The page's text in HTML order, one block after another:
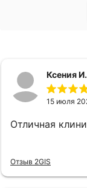
Ксения И.
15 июля
Отличная
Отзыв 2GIS